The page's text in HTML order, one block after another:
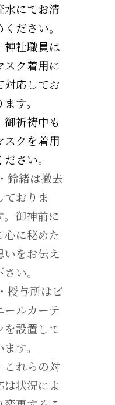
水にてお清
ください。
神社職員は
スク着用に
対応してお
ます。
御祈祷中も
スクを着用
ださい。
・鈴緒は撤去
ておりま
。御神前に
心に秘めた
いをお伝え
さい。
・授与所はビ
ールカーテ
を設置して
ます。
これらの対
は状況によ